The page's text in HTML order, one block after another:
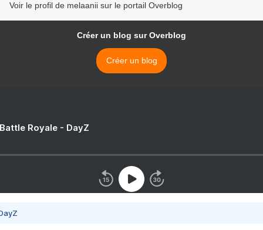
Voir le profil de melaanii sur le portail Overblog
Créer un blog sur Overblog
Créer un blog
Royale - DayZ